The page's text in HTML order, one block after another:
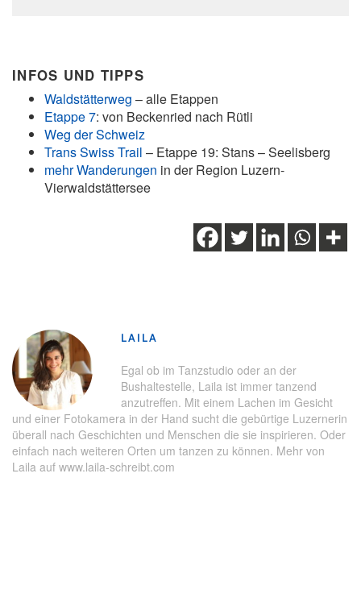
INFOS UND TIPPS
Waldstätterweg – alle Etappen
Etappe 7: von Beckenried nach Rütli
Weg der Schweiz
Trans Swiss Trail – Etappe 19: Stans – Seelisberg
mehr Wanderungen in der Region Luzern-
Vierwaldstättersee
LAILA
Egal ob im Tanzstudio oder an der
Bushaltestelle, Laila ist immer tanzend
anzutreffen. Mit einem Lachen im Gesicht
und einer Fotokamera in der Hand sucht die gebürtige Luzernerin
überall nach Geschichten und Menschen die sie inspirieren. Oder
einfach nach weiteren Orten um tanzen zu können. Mehr von
Laila auf www.laila-schreibt.com